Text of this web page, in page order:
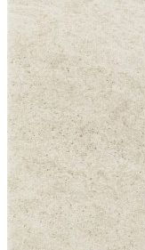
Тип плитки
Размеры
Размеры40х40 см
Толщина8.5 мм
Ширина 40 см
Длина 40 см
Площадь в упаковке
Вес 1 упаковки 28 кг
Количество в
Свойства
НазначениеВанная
МатериалКерамика
Технология
ЦветСерый
Имитация